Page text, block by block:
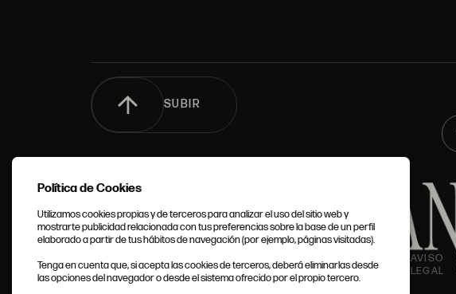
SUBIR
GENERALES
AVISO
LEGAL
Política de Cookies
Utilizamos cookies propias y de terceros para analizar el uso del sitio web y
mostrarte publicidad relacionada con tus preferencias sobre la base de un perfil
elaborado a partir de tus hábitos de navegación (por ejemplo, páginas visitadas).
Tenga en cuenta que, si acepta las cookies de terceros, deberá eliminarlas desde
las opciones del navegador o desde el sistema ofrecido por el propio tercero.